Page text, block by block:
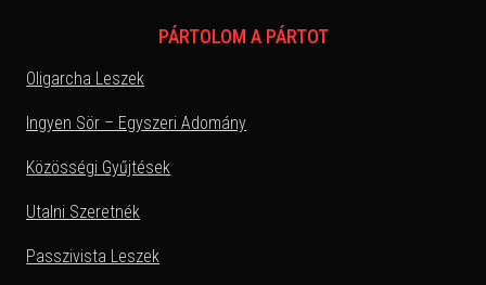
PÁRTOLOM A PÁRTOT
Oligarcha Leszek
Ingyen Sör – Egyszeri Adomány
Közösségi Gyűjtések
Utalni Szeretnék
Passzivista Leszek